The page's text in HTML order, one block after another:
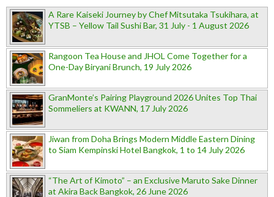
A Rare Kaiseki Journey by Chef Mitsutaka Tsukihara, at
YTSB – Yellow Tail Sushi Bar, 31 July - 1 August 2026
Rangoon Tea House and JHOL Come Together for a
One-Day Biryani Brunch, 19 July 2026
GranMonte’s Pairing Playground 2026 Unites Top Thai
Sommeliers at KWANN, 17 July 2026
Jiwan from Doha Brings Modern Middle Eastern Dining
to Siam Kempinski Hotel Bangkok, 1 to 14 July 2026
“The Art of Kimoto” – an Exclusive Maruto Sake Dinner
at Akira Back Bangkok, 26 June 2026